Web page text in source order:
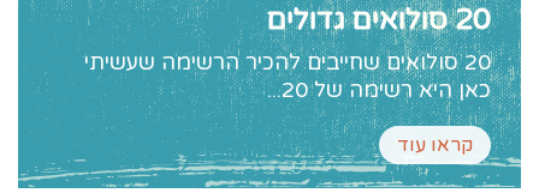
20 סולואים גדולים
20 סולואים שחייבים להכיר הרשימה שעשיתי
כאן היא רשימה של 20...
קראו עוד